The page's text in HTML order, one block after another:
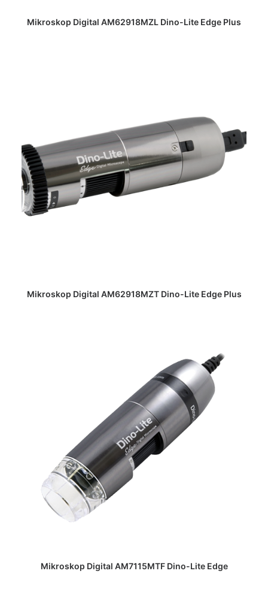
DAPATKAN PENAWARAN HARGA
Mikroskop Digital AM62918MZL Dino-Lite Edge Plus
DAPATKAN PENAWARAN HARGA
Mikroskop Digital AM62918MZT Dino-Lite Edge Plus
DAPATKAN PENAWARAN HARGA
Mikroskop Digital AM7115MTF Dino-Lite Edge